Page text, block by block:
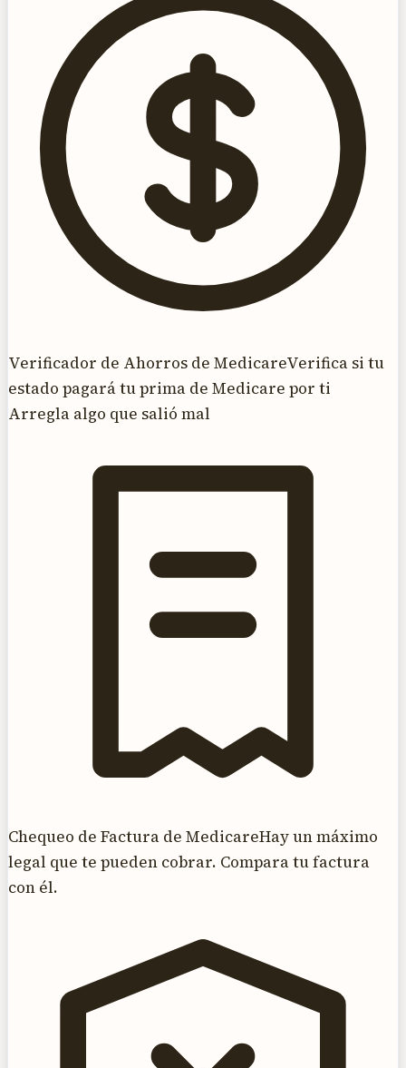
Verificador de Ahorros de MedicareVerifica si tu
estado pagará tu prima de Medicare por ti
Arregla algo que salió mal
Chequeo de Factura de MedicareHay un máximo
legal que te pueden cobrar. Compara tu factura
con él.